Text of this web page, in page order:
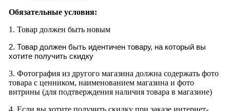
Обязательные условия:
1. Товар должен быть новым
2. Товар должен быть идентичен товару, на который вы
хотите получить скидку
3. Фотография из другого магазина должна содержать фото
товара с ценником, наименованием магазина и фото
витрины (для подтверждения наличия товара в магазине)